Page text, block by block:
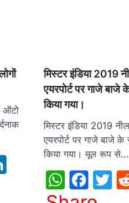
ऑटो
LinkedIn
मिस्टर इंडिया 2019
एयरपोर्ट पर गाजे बाजे
किया गया।
मिस्टर इंडिया 2019
एयरपोर्ट पर गाजे बाजे के
किया गया। मूल रूप से…